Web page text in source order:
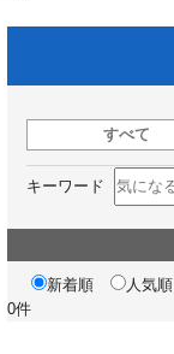
すべて
キーワード
新着順
人気順
0件